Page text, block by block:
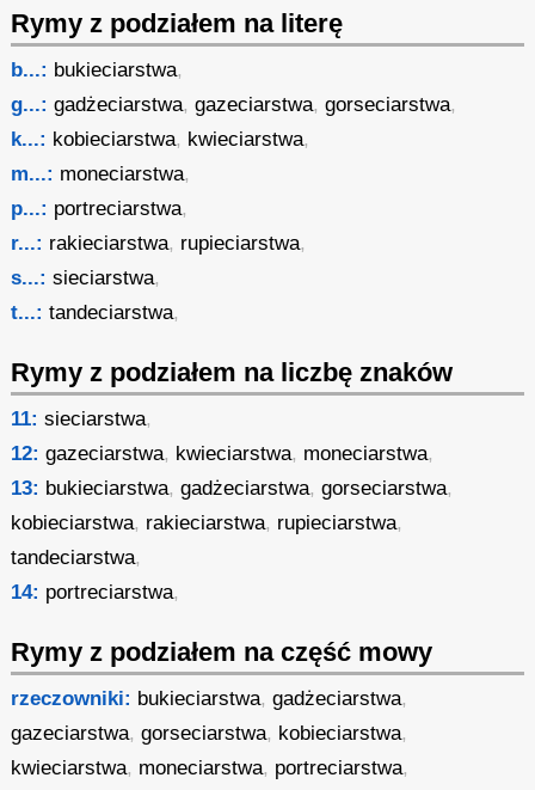
Rymy z podziałem na literę
b...: bukieciarstwa,
g...: gadżeciarstwa,gazeciarstwa,gorseciarstwa,
k...: kobieciarstwa, kwieciarstwa,
m...: moneciarstwa,
p...: portreciarstwa,
r...: rakieciarstwa, rupieciarstwa,
s...: sieciarstwa,
t...: tandeciarstwa,
Rymy z podziałem na liczbę znaków
11: sieciarstwa,
12: gazeciarstwa, kwieciarstwa, moneciarstwa,
13: bukieciarstwa,gadżeciarstwa,gorseciarstwa,
kobieciarstwa, rakieciarstwa, rupieciarstwa,
tandeciarstwa,
14: portreciarstwa,
Rymy z podziałem na część mowy
rzeczowniki: bukieciarstwa,gadżeciarstwa,
gazeciarstwa,gorseciarstwa, kobieciarstwa,
kwieciarstwa, moneciarstwa, portreciarstwa,